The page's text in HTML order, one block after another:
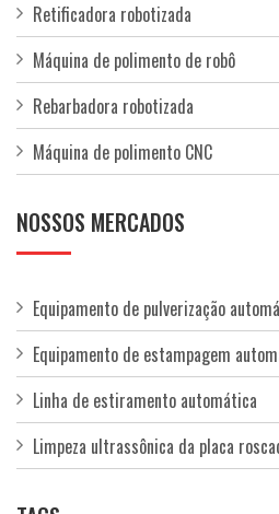
Retificadora robotizada
Máquina de polimento de robô
Rebarbadora robotizada
Máquina de polimento CNC
NOSSOS MERCADOS
Equipamento de pulverização
Equipamento de estampagem
Linha de estiramento automática
Limpeza ultrassônica da placa